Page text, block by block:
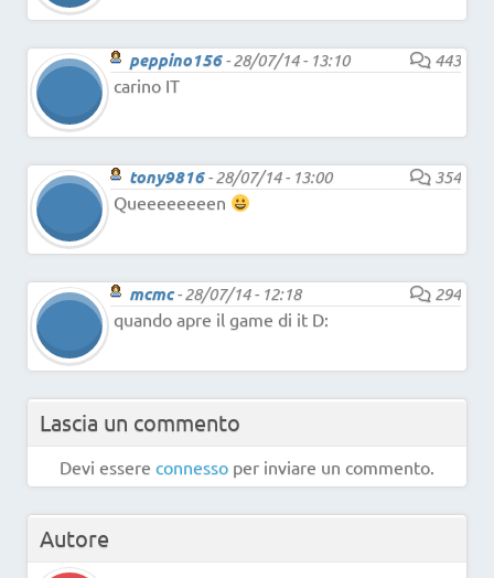
peppino156-28/07/14 - 13:10
443
carino IT
tony9816-28/07/14 - 13:00
354
Queeeeeeeen
mcmc-28/07/14 - 12:18
294
quando apre il game di it D:
Lascia un commento
Devi essere connesso per inviare un commento.
Autore